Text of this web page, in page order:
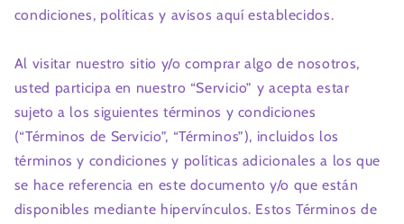
condiciones, políticas y avisos aquí establecidos.
Al visitar nuestro sitio y/o comprar algo de nosotros,
usted participa en nuestro “Servicio” y acepta estar
sujeto a los siguientes términos y condiciones
(“Términos de Servicio”, “Términos”), incluidos los
términos y condiciones y políticas adicionales a los que
se hace referencia en este documento y/o que están
disponibles mediante hipervínculos. Estos Términos de